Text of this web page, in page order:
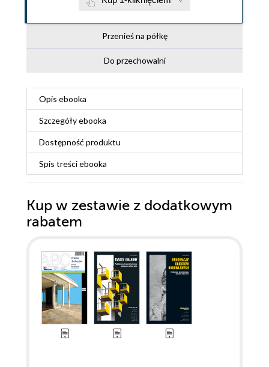
Przenieś na półkę
Do przechowalni
Opis ebooka
Szczegółyebooka
Dostępność produktu
Spis treściebooka
Kup w zestawie z dodatkowym
rabatem